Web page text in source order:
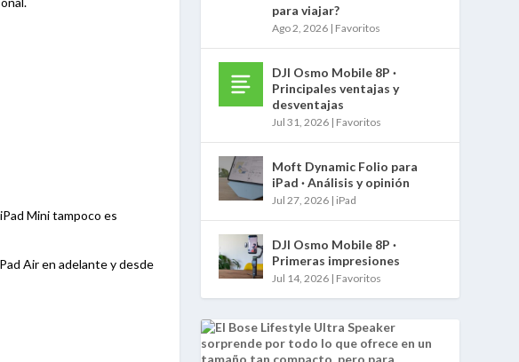
Mini tampoco es
Air en adelante y desde
para viajar?
Ago 2, 2026 | Favoritos
DJI Osmo Mobile 8P ·
Principales ventajas y
desventajas
Jul 31, 2026 | Favoritos
Moft Dynamic Folio para
iPad · Análisis y opinión
Jul 27, 2026 | iPad
DJI Osmo Mobile 8P ·
Primeras impresiones
Jul 14, 2026 | Favoritos